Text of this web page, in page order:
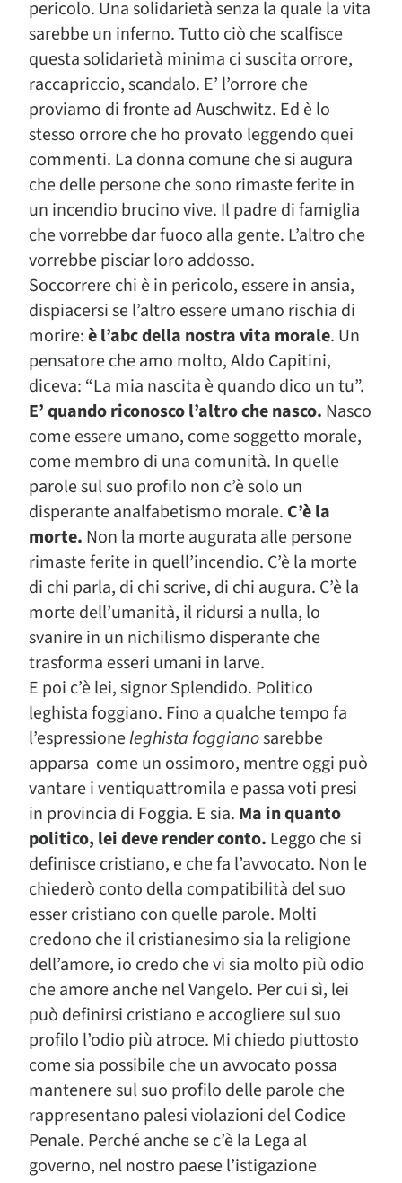
pericolo. Una solidarietà senza la quale la vita
sarebbe un inferno. Tutto ciò che scalfisce
questa solidarietà minima ci suscita orrore,
raccapriccio, scandalo. E’ l’orrore che
proviamo di fronte ad Auschwitz. Ed è lo
stesso orrore che ho provato leggendo quei
commenti. La donna comune che si augura
che delle persone che sono rimaste ferite in
un incendio brucino vive. Il padre di famiglia
che vorrebbe dar fuoco alla gente. L’altro che
vorrebbe pisciar loro addosso.
Soccorrere chi è in pericolo, essere in ansia,
dispiacersi se l’altro essere umano rischia di
morire:è l’abc della nostra vita morale. Un
pensatore che amo molto, Aldo Capitini,
diceva: “La mia nascita è quando dico un tu”.
E’ quando riconosco l’altro che nasco. Nasco
come essere umano, come soggetto morale,
come membro di una comunità. In quelle
parole sul suo profilo non c’è solo un
disperante analfabetismo morale. C’è la
morte. Non la morte augurata alle persone
rimaste ferite in quell’incendio. C’è la morte
di chi parla, di chi scrive, di chi augura. C’è la
morte dell’umanità, il ridursi a nulla, lo
svanire in un nichilismo disperante che
trasforma esseri umani in larve.
E poi c’è lei, signor Splendido. Politico
leghista foggiano. Fino a qualche tempo fa
l’espressioneleghista foggianosarebbe
apparsa come un ossimoro, mentre oggi può
vantare i ventiquattromila e passa voti presi
in provincia di Foggia. E sia. Ma in quanto
politico, lei deve render conto. Leggo che si
definisce cristiano, e che fa l’avvocato. Non le
chiederò conto della compatibilità del suo
esser cristiano con quelle parole. Molti
credono che il cristianesimo sia la religione
dell’amore, io credo che vi sia molto più odio
che amore anche nel Vangelo. Per cui sì, lei
può definirsi cristiano e accogliere sul suo
profilo l’odio più atroce. Mi chiedo piuttosto
come sia possibile che un avvocato possa
mantenere sul suo profilo delle parole che
rappresentano palesi violazioni del Codice
Penale. Perché anche se c’è la Lega al
governo, nel nostro paese l’istigazione